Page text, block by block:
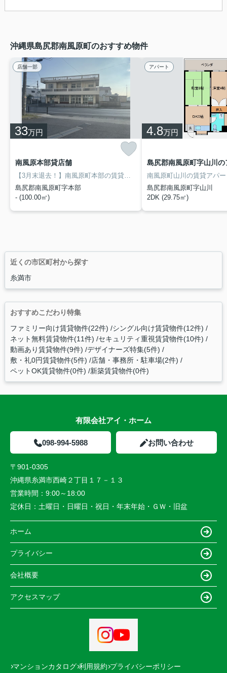
沖縄県島尻郡南風原町のおすすめ物件
店舗一部
33万円
南風原本部貸店舗
島尻郡南風原町字本部
- (100.00㎡)
アパート
4.8万円
島尻郡南風原町字山川の
島尻郡南風原町字山川
2DK (29.75㎡)
近くの市区町村から探す
糸満市
おすすめこだわり特集
ファミリー向け賃貸物件(22件) シングル向け賃貸物件(12件)
ネット無料賃貸物件(11件) セキュリティ重視賃貸物件(10件)
動画あり賃貸物件(9件) デザイナーズ特集(5件)
敷・礼0円賃貸物件(5件) 店舗・事務所・駐車場(2件)
ペットOK賃貸物件(0件) 新築賃貸物件(0件)
有限会社アイ・ホーム
098-994-5988 お問い合わせ
〒901-0305
沖縄県糸満市西崎２丁目１７－１３
営業時間： 9:00～18:00
定休日： 土曜日・日曜日・祝日・年末年始・ＧＷ・旧盆
ホーム
プライバシー
会社概要
アクセスマップ
マンションカタログ 利用規約 プライバシーポリシー